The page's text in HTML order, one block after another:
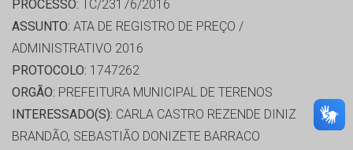
PROCESSO: TC/23176/2016
ASSUNTO: ATA DE REGISTRO DE PREÇO /
ADMINISTRATIVO 2016
PROTOCOLO: 1747262
ORGÃO: PREFEITURA MUNICIPAL DE TERENOS
INTERESSADO(S): CARLA CASTRO REZENDE DINIZ
BRANDÃO, SEBASTIÃO DONIZETE BARRACO